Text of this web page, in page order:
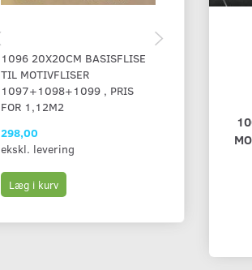
1096 20X20CM BASISFLISE
TIL MOTIVFLISER
1097+1098+1099 , PRIS
FOR 1,12M2
298,00
ekskl. levering
Læg i kurv
ekskl.